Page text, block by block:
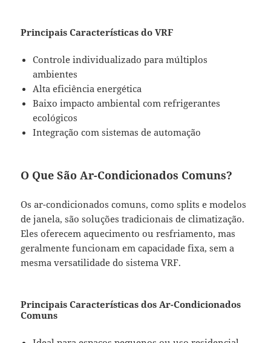
Principais Características do VRF
Controle individualizado para múltiplos
ambientes
Alta eficiência energética
Baixo impacto ambiental com refrigerantes
ecológicos
Integração com sistemas de automação
O Que São Ar-Condicionados Comuns?
Os ar-condicionados comuns, como splits e modelos
de janela, são soluções tradicionais de climatização.
Eles oferecem aquecimento ou resfriamento, mas
geralmente funcionam em capacidade fixa, sem a
mesma versatilidade do sistema VRF.
Principais Características dos Ar-Condicionados
Comuns